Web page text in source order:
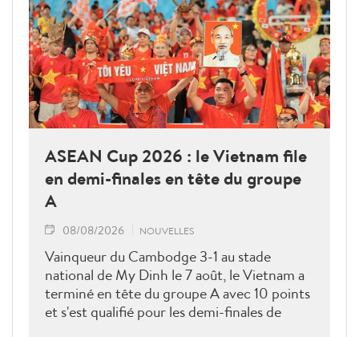
ASEAN Cup 2026 : le Vietnam file
en demi-finales en tête du groupe
A
08/08/2026 NOUVELLES
Vainqueur du Cambodge 3-1 au stade
national de My Dinh le 7 août, le Vietnam a
terminé en tête du groupe A avec 10 points
et s'est qualifié pour les demi-finales de